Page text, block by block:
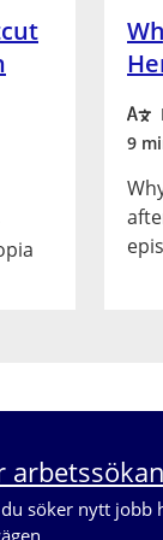
9
söker nytt jobb